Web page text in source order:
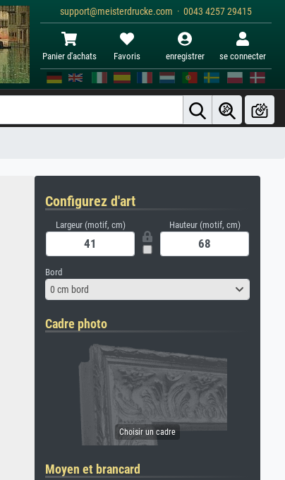
support@meisterdrucke.com · 0043 4257 29415
Panier d'achats Favoris enregistrer se connecter
Configurez d'art
Largeur (motif, cm) Hauteur (motif, cm)
Bord
0 cm bord
Cadre photo
Moyen et brancard